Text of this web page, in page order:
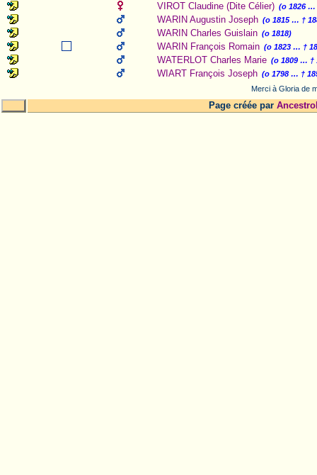
VIROT Claudine (Dite Célier) (o 1826 …
WARIN Augustin Joseph (o 1815 … †
WARIN Charles Guislain (o 1818)
WARIN François Romain (o 1823 … †
WATERLOT Charles Marie (o 1809 … †
WIART François Joseph (o 1798 … †
Merci à Gloria de
Page créée par